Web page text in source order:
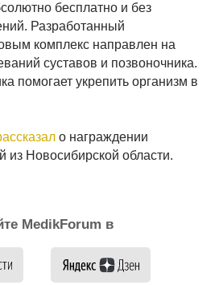
бесплатно и без
Разработанный
комплекс направлен на
суставов и позвоночника.
помогает укрепить организм в
о награждении
из Новосибирской области.
MedikForum в